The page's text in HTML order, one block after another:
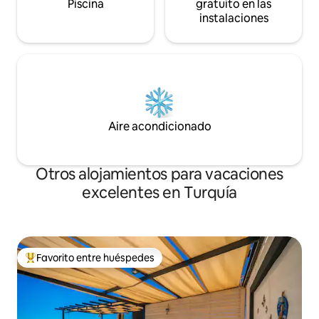
Piscina
gratuito en las
instalaciones
Aire acondicionado
Otros alojamientos para vacaciones
excelentes en Turquía
Favorito entre huéspedes preferido
Favorito entre huéspedes